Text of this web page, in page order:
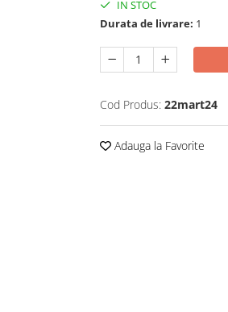
IN STOC
Durata de livrare: 1
Cod Produs: 22mart24
Adauga la Favorite